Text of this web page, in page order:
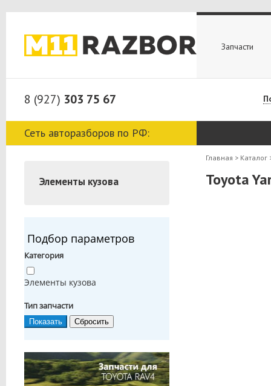
Запчасти
8 (927) 303 75 67
Сеть авторазборов по РФ:
Элементы кузова
Подбор параметров
Категория
Элементы кузова
Тип запчасти
Главная > Каталог
Toyota